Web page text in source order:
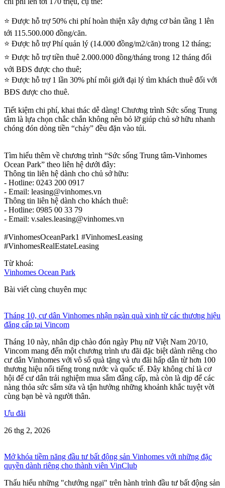
⭐ Được hỗ trợ 50% chi phí hoàn thiện xây dựng cơ bản tầng 1 lên
tới 115.500.000 đồng/căn.
⭐ Được hỗ trợ Phí quản lý (14.000 đồng/m2/căn) trong 12 tháng;
⭐ Được hỗ trợ tiền thuê 2.000.000 đồng/tháng trong 12 tháng đối
với BĐS được cho thuê;
⭐ Được hỗ trợ 1 lần 30% phí môi giới đại lý tìm khách thuê đối với
BĐS được cho thuê.
Tiết kiệm chi phí, khai thác dễ dàng! Chương trình Sức sống Trung
tâm là lựa chọn chắc chắn không nên bỏ lỡ giúp chủ sở hữu nhanh
chóng đón dòng tiền “chảy” đều đặn vào túi.
Tìm hiểu thêm về chương trình “Sức sống Trung tâm-Vinhomes
Ocean Park” theo liên hệ dưới đây:
Thông tin liên hệ dành cho chủ sở hữu:
- Hotline: 0243 200 0917
- Email: leasing@vinhomes.vn
Thông tin liên hệ dành cho khách thuê:
- Hotline: 0985 00 33 79
- Email: v.sales.leasing@vinhomes.vn
#VinhomesOceanPark1 #VinhomesLeasing
#VinhomesRealEstateLeasing
Từ khoá:
Vinhomes Ocean Park
Bài viết cùng chuyên mục
Tháng 10, cư dân Vinhomes nhận ngàn quà xinh từ các thương hiệu
đẳng cấp tại Vincom
Tháng 10 này, nhân dịp chào đón ngày Phụ nữ Việt Nam 20/10,
Vincom mang đến một chương trình ưu đãi đặc biệt dành riêng cho
cư dân Vinhomes với vô số quà tặng và ưu đãi hấp dẫn từ hơn 100
thương hiệu nổi tiếng trong nước và quốc tế. Đây không chỉ là cơ
hội để cư dân trải nghiệm mua sắm đẳng cấp, mà còn là dịp để các
nàng thỏa sức sắm sửa và tận hưởng những khoảnh khắc tuyệt vời
cùng bạn bè và người thân.
Ưu đãi
26 thg 2, 2026
Mở khóa tiềm năng đầu tư bất động sản Vinhomes với những đặc
quyền dành riêng cho thành viên VinClub
Thấu hiểu những "chướng ngại" trên hành trình đầu tư bất động sản